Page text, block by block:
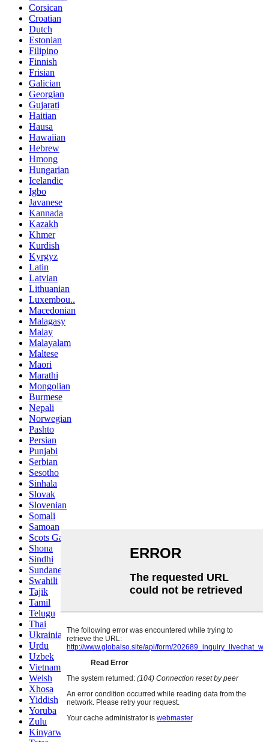
Corsican
Croatian
Dutch
Estonian
Filipino
Finnish
Frisian
Galician
Georgian
Gujarati
Haitian
Hausa
Hawaiian
Hebrew
Hmong
Hungarian
Icelandic
Igbo
Javanese
Kannada
Kazakh
Khmer
Kurdish
Kyrgyz
Latin
Latvian
Lithuanian
Luxembou..
Macedonian
Malagasy
Malay
Malayalam
Maltese
Maori
Marathi
Mongolian
Burmese
Nepali
Norwegian
Pashto
Persian
Punjabi
Serbian
Sesotho
Sinhala
Slovak
Slovenian
Somali
Samoan
Scots Gaelic
Shona
Sindhi
Sundanese
Swahili
Tajik
Tamil
Telugu
Thai
Ukrainian
Urdu
Uzbek
Vietnamese
Welsh
Xhosa
Yiddish
Yoruba
Zulu
Kinyarwanda